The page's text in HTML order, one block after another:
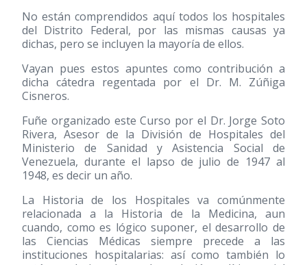
No están comprendidos aquí todos los hospitales
del Distrito Federal, por las mismas causas ya
dichas, pero se incluyen la mayoría de ellos.
Vayan pues estos apuntes como contribución a
dicha cátedra regentada por el Dr. M. Zúñiga
Cisneros.
Fuñe organizado este Curso por el Dr. Jorge Soto
Rivera, Asesor de la División de Hospitales del
Ministerio de Sanidad y Asistencia Social de
Venezuela, durante el lapso de julio de 1947 al
1948, es decir un año.
La Historia de los Hospitales va comúnmente
relacionada a la Historia de la Medicina, aun
cuando, como es lógico suponer, el desarrollo de
las Ciencias Médicas siempre precede a las
instituciones hospitalarias: así como también lo